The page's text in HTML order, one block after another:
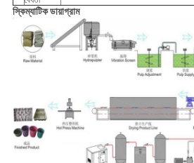
স্কিম্যাটিক ডায়াগ্রাম